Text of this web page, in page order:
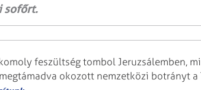
sofőrt.
feszültség tombol Jeruzsálemben,
okozott nemzetközi botrányt a